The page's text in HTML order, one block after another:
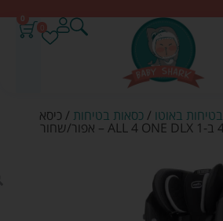
0
בטיחות באוטו /כסאות בטיחות / כיסא
בטיחות משולב בוסטר 4 ב-1 ALL 4 ONE DLX – אפור/שחור